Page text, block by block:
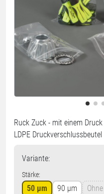
Ruck Zuck - mit einem
LDPE
Variante:
Stärke:
50 µm 90 µm Ohne